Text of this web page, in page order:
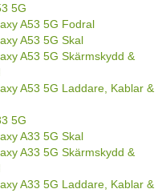
5G
A53 5G Fodral
A53 5G Skal
A53 5G Skärmskydd &
A53 5G Laddare, Kablar &
5G
A33 5G Skal
A33 5G Skärmskydd &
A33 5G Laddare, Kablar &